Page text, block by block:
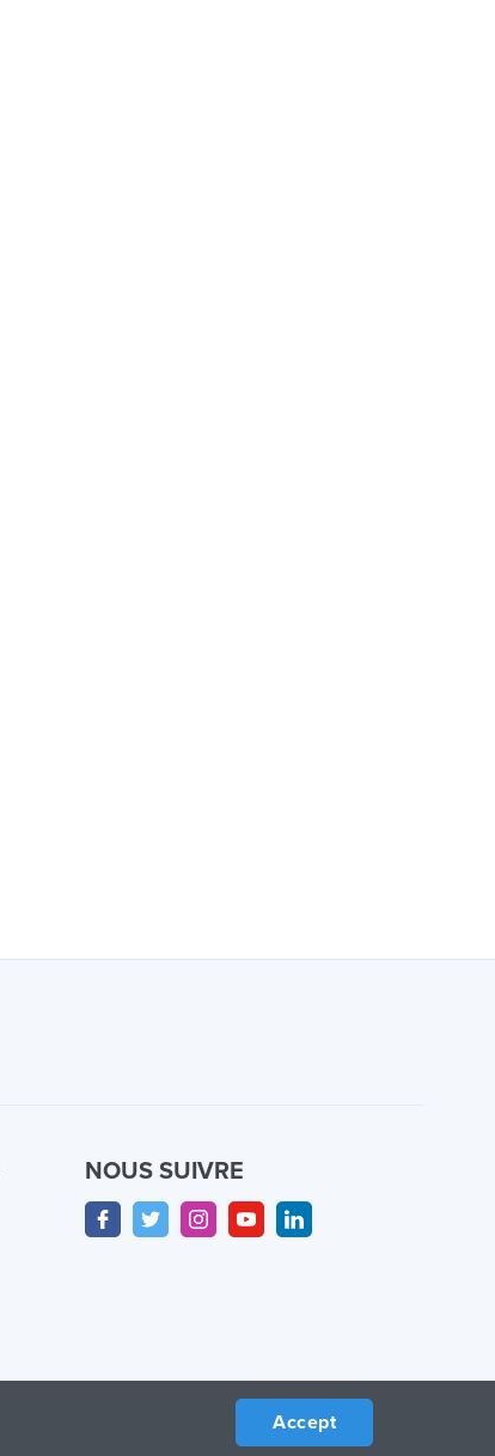
NOUS SUIVRE
Accept